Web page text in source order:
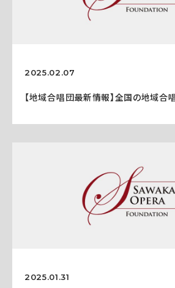
2025.02.07
【地域合唱団最新情報】全国の地域合
2025.01.31